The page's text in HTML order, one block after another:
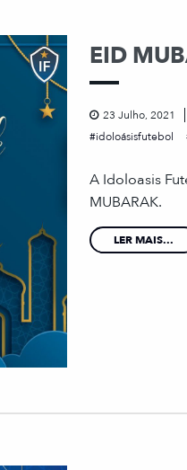
EID
23 Julho, 2021
idoloásisfutebol
A Idoloasis
MUBARAK.
LER MAIS...